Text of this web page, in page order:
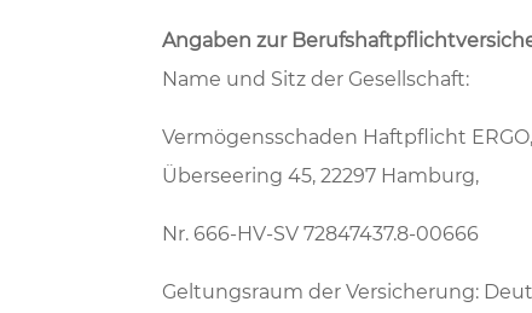
Angaben zur
Name und Sitz der Gesellschaft:
Vermögensschaden Haftpflicht ERGO,
Überseering 45, 22297 Hamburg,
Nr. 666-HV-SV 72847437.8-00666
Geltungsraum der Versicherung: